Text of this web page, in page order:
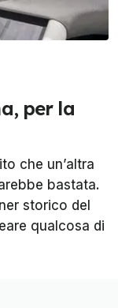
per la
che un’altra
bastata.
storico del
qualcosa di